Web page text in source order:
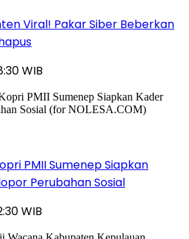
Viral! Pakar Siber Beberkan
WIB
PMII Sumenep Siapkan
Perubahan Sosial
WIB